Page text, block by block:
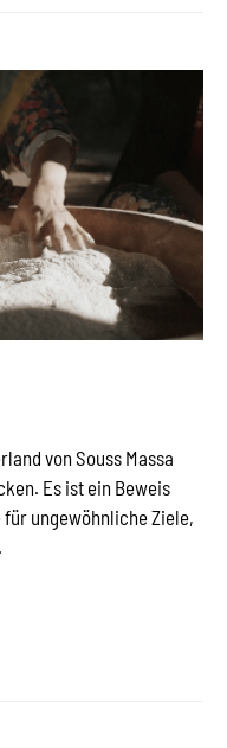
von Souss Massa
Es ist ein Beweis
ungewöhnliche Ziele,